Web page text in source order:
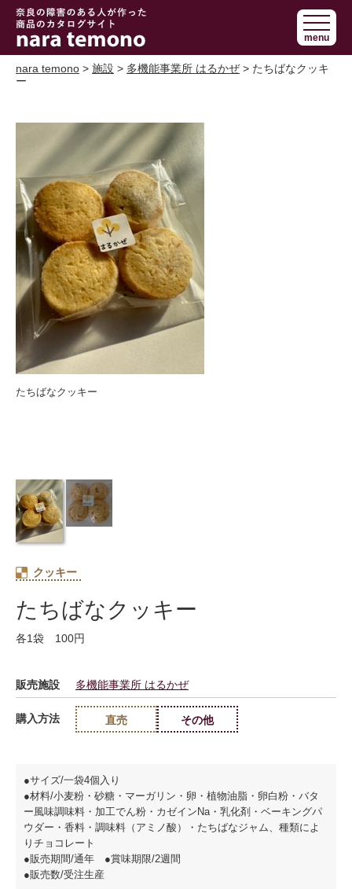
奈良で障害の
ある人の手作
り商品 nara
menu
nara temono > 施設 > 多機能事業所 はるかぜ> たちばなクッキ
ー
たちばなクッキー
クッキー
たちばなクッキー
各1袋 100円
販売施設 多機能事業所 はるかぜ
購入方法 直売 その他
●サイズ/一袋4個入り
●材料/小麦粉・砂糖・マーガリン・卵・植物油脂・卵白粉・バタ
ー風味調味料・加工でん粉・カゼインNa・乳化剤・ベーキングパ
ウダー・香料・調味料（アミノ酸）・たちばなジャム、種類によ
りチョコレート
●販売期間/通年 ●賞味期限/2週間
●販売数/受注生産